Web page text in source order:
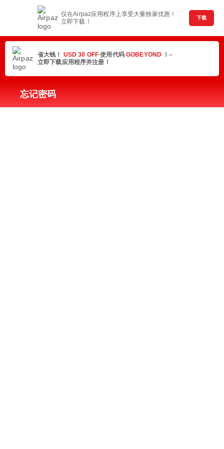
仅在Airpaz应用程序上享受大量独家优惠！
立即下载！
下载
省大钱！ USD 30 OFF使用代码 GOBEYOND ！–
立即下载应用程序并注册！
忘记密码